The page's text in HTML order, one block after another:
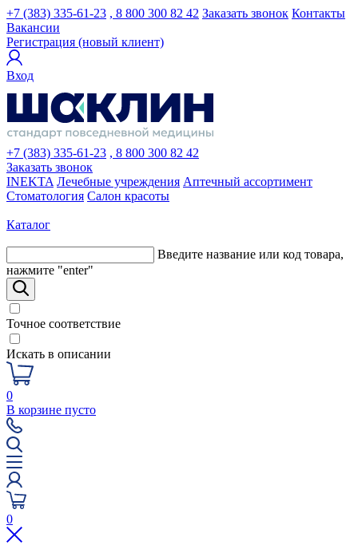
+7 (383) 335-61-23 , 8 800 300 82 42 Заказать звонок Контакты
Вакансии
Регистрация (новый клиент)
Вход
+7 (383) 335-61-23 , 8 800 300 82 42
Заказать звонок
INEKTA Лечебные учреждения Аптечный ассортимент
Стоматология Салон красоты
Каталог
Введите название или код товара,
нажмите "enter"
Точное соответствие
Искать в описании
0
В корзине пусто
0